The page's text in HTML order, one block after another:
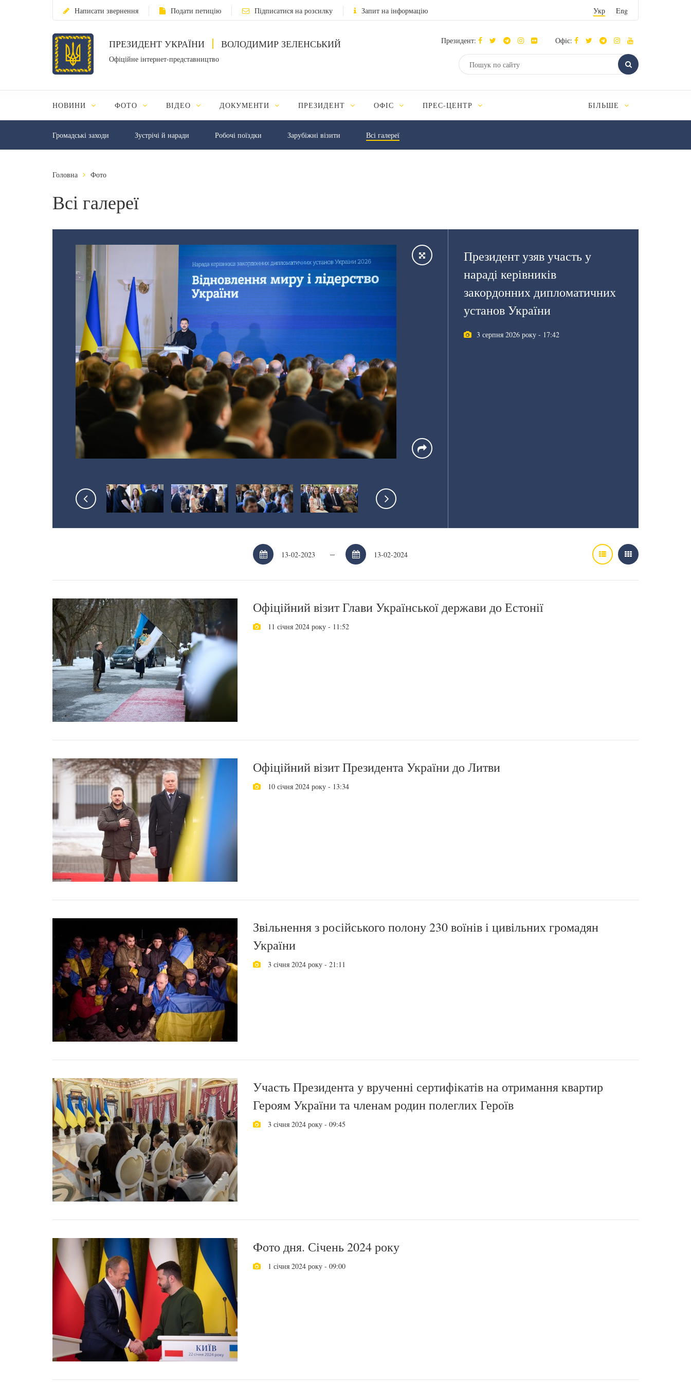
Написати звернення Подати петицію Підписатися на розсилку Запит на інформацію Укр Eng
ПРЕЗИДЕНТ УКРАЇНИ ВОЛОДИМИР ЗЕЛЕНСЬКИЙ
Офіційне інтернет-представництво
Президент: Офіс:
НОВИНИ ФОТО ВІДЕО ДОКУМЕНТИ ПРЕЗИДЕНТ ОФІС ПРЕС-ЦЕНТР БІЛЬШЕ
Громадські заходи Зустрічі й наради Робочі поїздки Зарубіжні візити Всі галереї
Головна Фото
Всі галереї
Президент узяв участь у
нараді керівників
закордонних дипломатичних
установ України
3 серпня 2026 року - 17:42
–
Офіційний візит Глави Української держави до Естонії
11 січня 2024 року - 11:52
Офіційний візит Президента України до Литви
10 січня 2024 року - 13:34
Звільнення з російського полону 230 воїнів і цивільних громадян
України
3 січня 2024 року - 21:11
Участь Президента у врученні сертифікатів на отримання квартир
Героям України та членам родин полеглих Героїв
3 січня 2024 року - 09:45
Фото дня. Січень 2024 року
1 січня 2024 року - 09:00